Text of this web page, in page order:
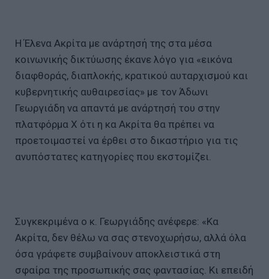
Η Έλενα Ακρίτα με ανάρτησή της στα μέσα
κοινωνικής δικτύωσης έκανε λόγο για «εικόνα
διαφθοράς, διαπλοκής, κρατικού αυταρχισμού και
κυβερνητικής αυθαιρεσίας» με τον Άδωνι
Γεωργιάδη να απαντά με ανάρτησή του στην
πλατφόρμα Χ ότι η κα Ακρίτα θα πρέπει να
προετοιμαστεί να έρθει στο δικαστήριο για τις
ανυπόστατες κατηγορίες που εκστομίζει.
Συγκεκριμένα ο κ. Γεωργιάδης ανέφερε: «Κα
Ακρίτα, δεν θέλω να σας στενοχωρήσω, αλλά όλα
όσα γράφετε συμβαίνουν αποκλειστικά στη
σφαίρα της προσωπικής σας φαντασίας. Κι επειδή